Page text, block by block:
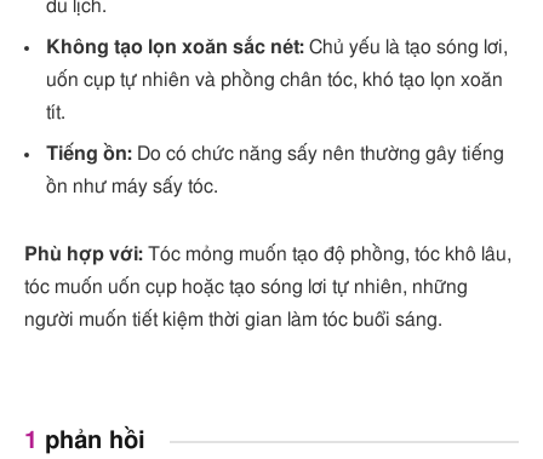
du lịch.
Không tạo lọn xoăn sắc nét: Chủ yếu là tạo sóng lơi,
uốn cụp tự nhiên và phồng chân tóc, khó tạo lọn xoăn
tít.
Tiếng ồn: Do có chức năng sấy nên thường gây tiếng
ồn như máy sấy tóc.
Phù hợp với: Tóc mỏng muốn tạo độ phồng, tóc khô lâu,
tóc muốn uốn cụp hoặc tạo sóng lơi tự nhiên, những
người muốn tiết kiệm thời gian làm tóc buổi sáng.
1 phản hồi